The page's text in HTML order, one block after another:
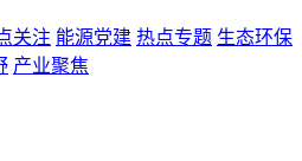
关注 能源党建 热点专题 生态环保
产业聚焦